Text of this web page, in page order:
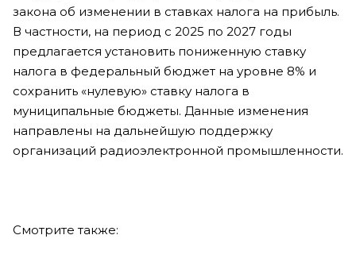
закона об изменении в ставках налога на прибыль.
В частности, на период с 2025 по 2027 годы
предлагается установить пониженную ставку
налога в федеральный бюджет на уровне 8% и
сохранить «нулевую» ставку налога в
муниципальные бюджеты. Данные изменения
направлены на дальнейшую поддержку
организаций радиоэлектронной промышленности.
Смотрите также: